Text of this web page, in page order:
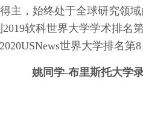
主，始终处于全球研究领
2019软科世界大学学术排名
世界大学排名第
姚同学-布里斯托大学